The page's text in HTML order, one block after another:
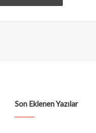
Son Eklenen Yazılar